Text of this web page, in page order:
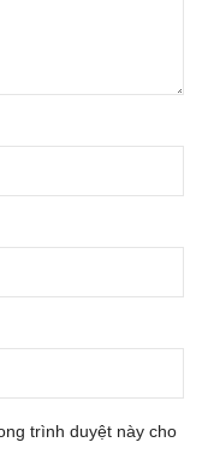
trình duyệt này cho